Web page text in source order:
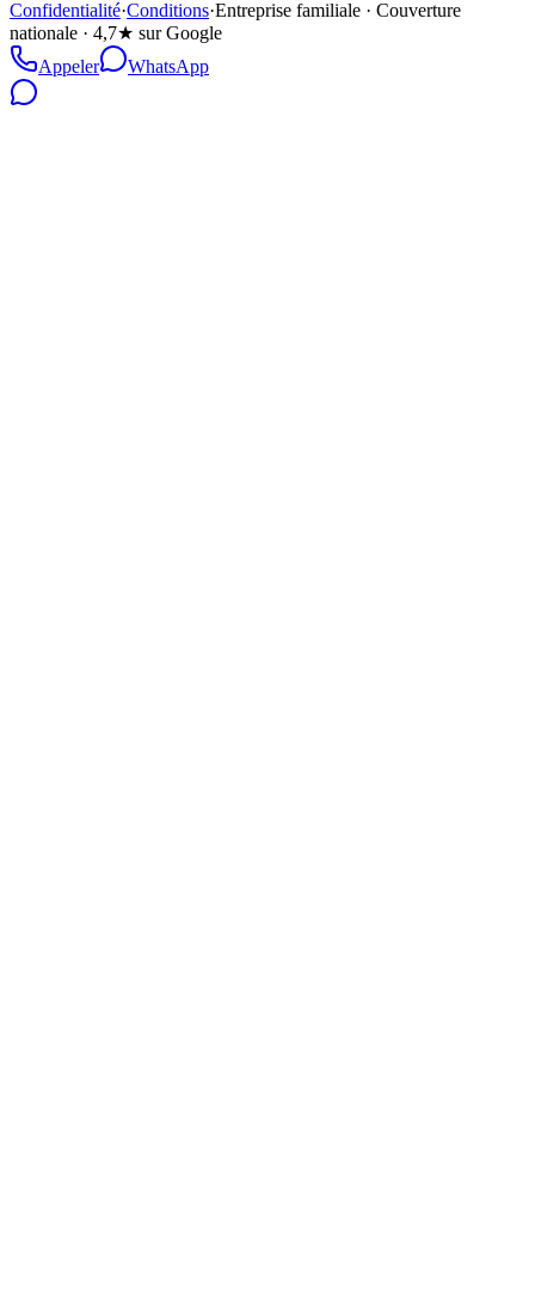
Confidentialité·Conditions·Entreprise familiale · Couverture
nationale · 4,7★ sur Google
Appeler
WhatsApp